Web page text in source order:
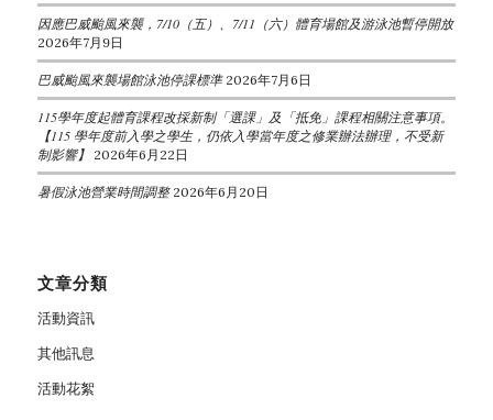
因應巴威颱風來襲，7/10（五）、7/11（六）體育場館及游泳池暫停開放
2026年7月9日
巴威颱風來襲場館泳池停課標準 2026年7月6日
115學年度起體育課程改採新制「選課」及「抵免」課程相關注意事項。
【115 學年度前入學之學生，仍依入學當年度之修業辦法辦理，不受新
制影響】 2026年6月22日
暑假泳池營業時間調整 2026年6月20日
文章分類
活動資訊
其他訊息
活動花絮